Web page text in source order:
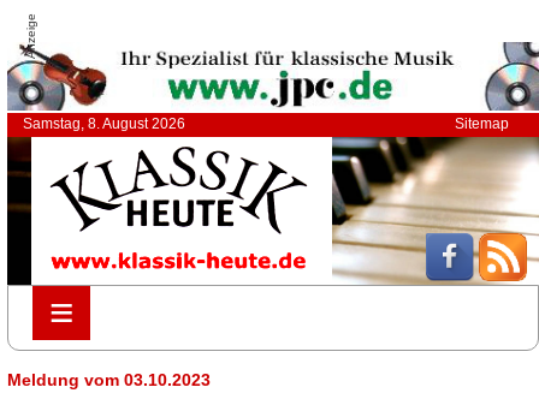
Anzeige
Samstag, 8. August 2026 Sitemap
≡
≡
Meldung vom 03.10.2023